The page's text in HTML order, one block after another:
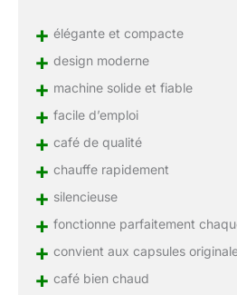
+ élégante et compacte
+ design moderne
+ machine solide et fiable
+ facile d’emploi
+ café de qualité
+ chauffe rapidement
+ silencieuse
+ fonctionne parfaitement
+ convient aux capsules
+ café bien chaud